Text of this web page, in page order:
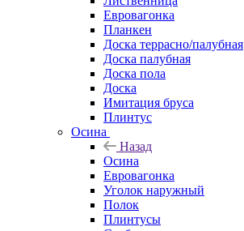
Евровагонка
Планкен
Доска террасно/палубная
Доска палубная
Доска пола
Доска
Имитация бруса
Плинтус
Осина
Назад
Осина
Евровагонка
Уголок наружный
Полок
Плинтусы